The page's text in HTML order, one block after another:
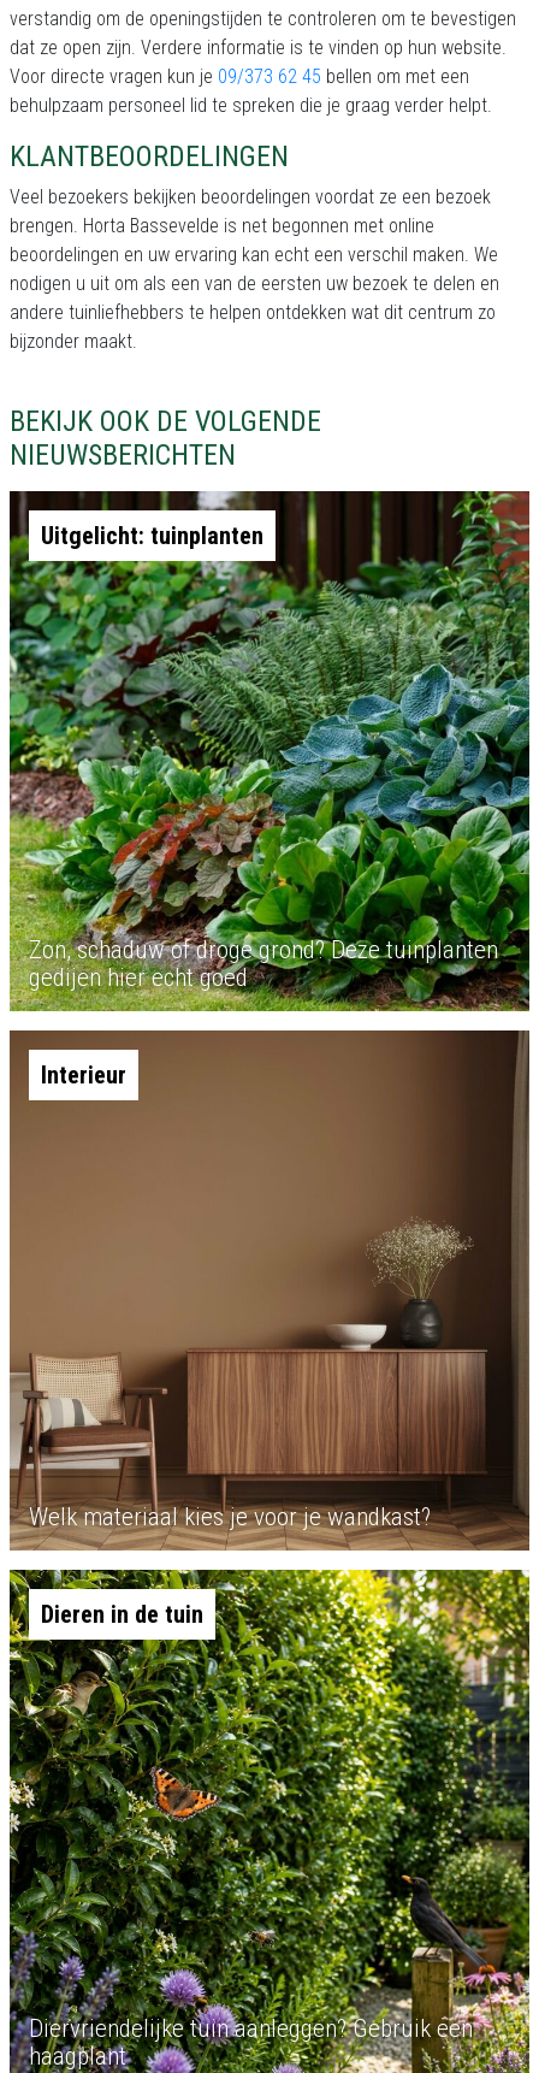
verstandig om de openingstijden te controleren om te bevestigen
dat ze open zijn. Verdere informatie is te vinden op hun website.
Voor directe vragen kun je 09/373 62 45 bellen om met een
behulpzaam personeel lid te spreken die je graag verder helpt.
KLANTBEOORDELINGEN
Veel bezoekers bekijken beoordelingen voordat ze een bezoek
brengen. Horta Bassevelde is net begonnen met online
beoordelingen en uw ervaring kan echt een verschil maken. We
nodigen u uit om als een van de eersten uw bezoek te delen en
andere tuinliefhebbers te helpen ontdekken wat dit centrum zo
bijzonder maakt.
BEKIJK OOK DE VOLGENDE
NIEUWSBERICHTEN
Uitgelicht: tuinplanten
Zon, schaduw of droge grond? Deze tuinplanten
gedijen hier echt goed
Interieur
Welk materiaal kies je voor je wandkast?
Dieren in de tuin
Diervriendelijke tuin aanleggen? Gebruik een
haagplant